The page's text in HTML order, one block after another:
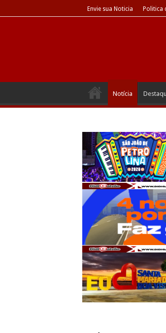
Envie sua Noticia Politica
Notícia